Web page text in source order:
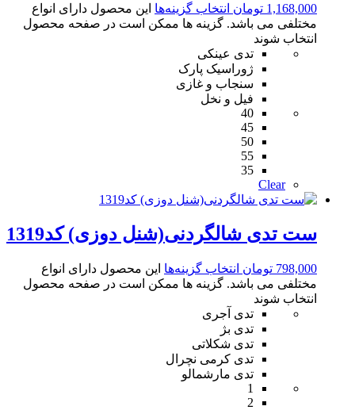
1,168,000 تومان انتخاب گزینه‌ها این محصول دارای انواع
مختلفی می باشد. گزینه ها ممکن است در صفحه محصول
انتخاب شوند
تدی عینکی
ژوراسیک پارک
سنجاب و غازی
فیل و نخل
40
45
50
55
35
Clear
ست تدی شالگردنی(شنل دوزی) کد1319
798,000 تومان انتخاب گزینه‌ها این محصول دارای انواع
مختلفی می باشد. گزینه ها ممکن است در صفحه محصول
انتخاب شوند
تدی آجری
تدی بژ
تدی شکلاتی
تدی کرمی نچرال
تدی مارشمالو
1
2